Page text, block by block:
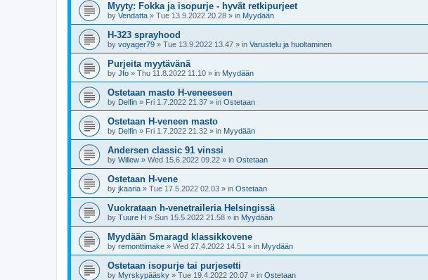
Myyty: Fokka ja isopurje - hyvät retkipurjeet
by Vendatta » Tue 13.9.2022 20.28 » in Myydään
H-323 sprayhood
by voyager79 » Tue 13.9.2022 13.47 » in Varustelu ja huoltaminen
Purjeita myytävänä
by Jfo » Thu 11.8.2022 11.10 » in Myydään
Ostetaan masto H-veneeseen
by Delfin » Fri 1.7.2022 21.37 » in Ostetaan
Ostetaan H-veneen masto
by Delfin » Fri 1.7.2022 21.32 » in Myydään
Andersen classic 91 vinssi
by Willew » Wed 15.6.2022 09.22 » in Ostetaan
Ostetaan H-vene
by jkaaria » Tue 17.5.2022 02.03 » in Ostetaan
Vuokrataan h-venetraileria Helsingissä
by Tuure H » Sun 15.5.2022 21.58 » in Myydään
Myydään Smaragd klassikkovene
by remonttimake » Wed 27.4.2022 14.51 » in Myydään
Ostetaan isopurje tai purjesetti
by Myrskypääsky » Tue 19.4.2022 20.07 » in Ostetaan